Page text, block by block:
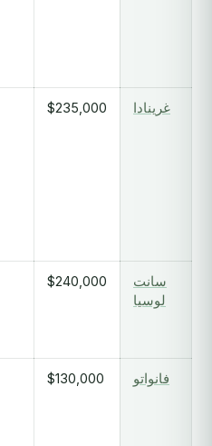
غرينادا $235,000
سانت
لوسيا
$240,000
فانواتو $130,000